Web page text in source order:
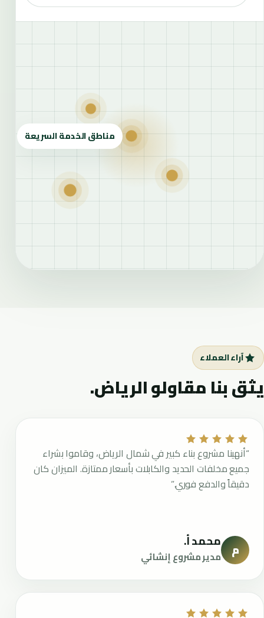
مناطق الخدمة السريعة
آراء العملاء
يثق بنا مقاولو الرياض.
“أنهينا مشروع بناء كبير في شمال الرياض، وقاموا بشراء
جميع مخلفات الحديد والكابلات بأسعار ممتازة. الميزان كان
دقيقاً والدفع فوري.”
م محمد أ.
مدير مشروع إنشائي